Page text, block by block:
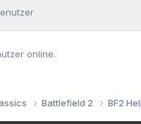
online.
Battlefield 2 BF2